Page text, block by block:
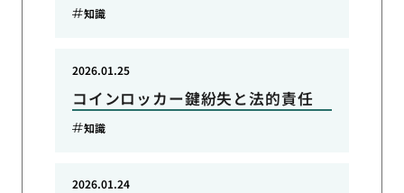
知識
コインロッカー鍵紛失と法的責任
2026.01.25
知識
2026.01.24